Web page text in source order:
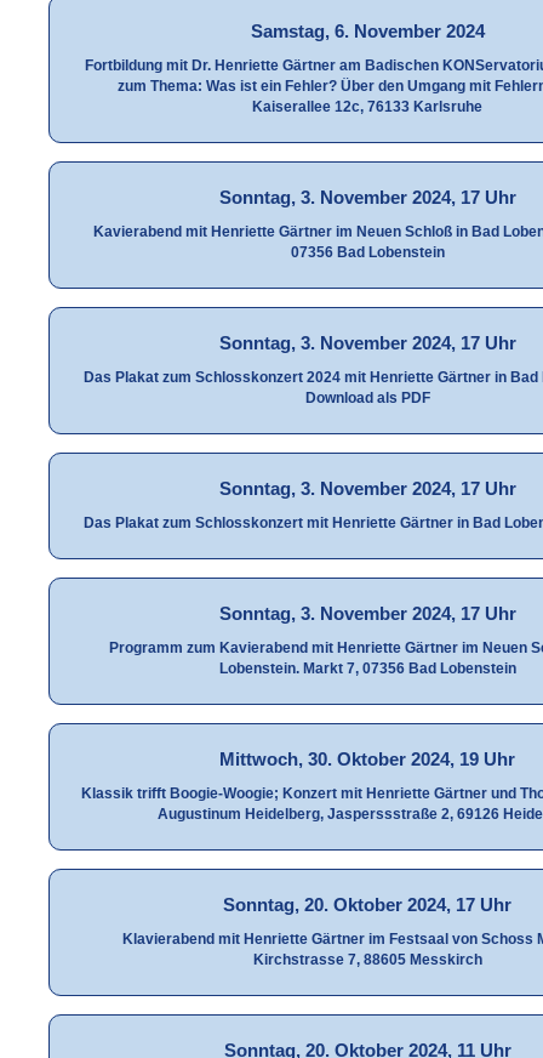
Samstag, 6. November 2024
Fortbildung mit Dr. Henriette Gärtner am Badischen
zum Thema: Was ist ein Fehler? Über den Umgang mit
Kaiserallee 12c, 76133 Karlsruhe
Sonntag, 3. November 2024, 17 Uhr
Kavierabend mit Henriette Gärtner im Neuen Schloß in Bad
07356 Bad Lobenstein
Sonntag, 3. November 2024, 17 Uhr
Das Plakat zum Schlosskonzert 2024 mit Henriette Gärtner in Bad
Download als PDF
Sonntag, 3. November 2024, 17 Uhr
Das Plakat zum Schlosskonzert mit Henriette Gärtner in Bad
Sonntag, 3. November 2024, 17 Uhr
Programm zum Kavierabend mit Henriette Gärtner im Neuen
Lobenstein. Markt 7, 07356 Bad Lobenstein
Mittwoch, 30. Oktober 2024, 19 Uhr
Klassik trifft Boogie-Woogie; Konzert mit Henriette Gärtner und
Augustinum Heidelberg, Jasperssstraße 2, 69126
Sonntag, 20. Oktober 2024, 17 Uhr
Klavierabend mit Henriette Gärtner im Festsaal von Schoss
Kirchstrasse 7, 88605 Messkirch
Sonntag, 20. Oktober 2024, 11 Uhr